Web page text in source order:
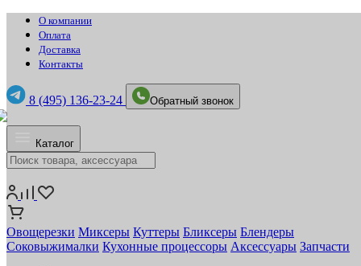
О компании
Оплата
Доставка
Контакты
8 (495) 136-23-24 Обратный звонок
Каталог
Овощерезки Миксеры Куттеры Бликсеры Блендеры
Соковыжималки Кухонные процессоры Аксессуары Запчасти